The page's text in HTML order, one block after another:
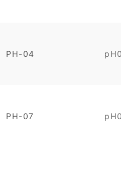
PH-04
PH-07